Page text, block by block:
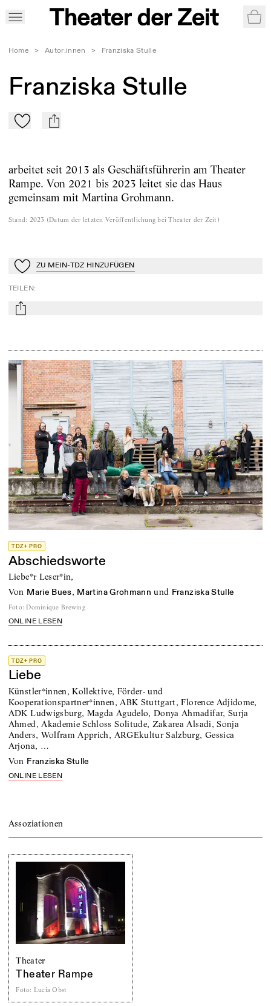
Home > Autor:innen > Franziska Stulle
Franziska Stulle
Zu Mein-TdZ hinzufügen
mail
arbeitet seit 2013 als Geschäftsführerin am Theater
Rampe. Von 2021 bis 2023 leitet sie das Haus
gemeinsam mit Martina Grohmann.
Stand: 2023 (Datum der letzten Veröffentlichung bei Theater der Zeit )
Zu Mein-TdZ hinzufügen
ZU MEIN-TDZ HINZUFÜGEN
TEILEN:
mail
TDZ+ PRO
Abschiedsworte
Liebe*r Leser*in,
von Marie Bues, Martina Grohmann und Franziska Stulle
Foto: Dominique Brewing
ONLINE LESEN
TDZ+ PRO
Liebe
Künstler*innen, Kollektive, Förder- und
Kooperationspartner*innen, ABK Stuttgart, Florence Adjidome,
ADK Ludwigsburg, Magda Agudelo, Donya Ahmadifar, Surja
Ahmed, Akademie Schloss Solitude, Zakarea Alsadi, Sonja
Anders, Wolfram Apprich, ARGEkultur Salzburg, Gessica
Arjona, …
von Franziska Stulle
ONLINE LESEN
Assoziationen
Theater
Theater Rampe
Foto: Lucia Obst